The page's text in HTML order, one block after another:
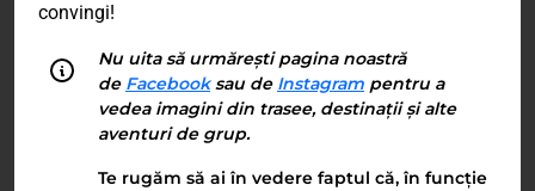
convingi!
Nu uita să urmărești pagina noastră
de Facebooksau de Instagram pentru a
vedea imagini din trasee, destinații și alte
aventuri de grup.
Te rugăm să ai în vedere faptul că, în funcție